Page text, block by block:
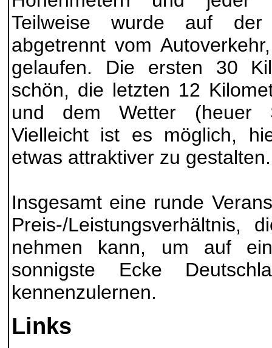
Teilweise wurde auf der
abgetrennt vom
gelaufen. Die ersten 30
schön, die letzten 12
und dem Wetter (heuer
Vielleicht ist es möglich,
etwas attraktiver zu gestalten.
Insgesamt eine runde
Preis-/Leistungsverhältnis,
nehmen kann, um auf
sonnigste Ecke
kennenzulernen.
Links